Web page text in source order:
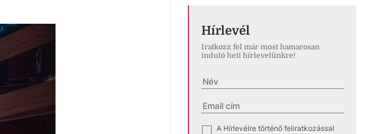
Hírlevél
Iratkozz fel már most hamarosan
induló heti hírlevelünkre!
A Hírlevélre történő feliratkozással